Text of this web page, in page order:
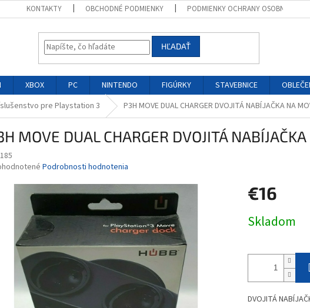
KONTAKTY OBCHODNÉ PODMIENKY PODMIENKY OCHRANY OSOBNÝCH
HĽADAŤ
XBOX PC NINTENDO FIGÚRKY STAVEBNICE
pre Playstation 3 P3H MOVE DUAL CHARGER DVOJITÁ NABÍJAČKA NA
MOVE DUAL CHARGER DVOJITÁ
Podrobnosti hodnotenia
€16
cena:
Skladom
DVOJITÁ